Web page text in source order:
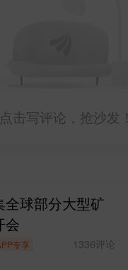
点击写评论，抢沙发！
球部分大型矿
会
专享 1336评论